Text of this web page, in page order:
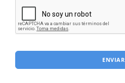
ENVIAR